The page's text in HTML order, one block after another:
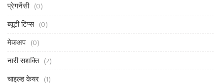
प्रेगनेंसी (0)
ब्यूटी टिप्स (0)
मेकअप (0)
नारी सशक्ति (2)
चाइल्ड केयर (1)